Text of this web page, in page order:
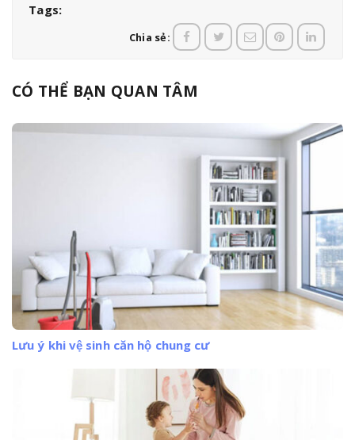
Tags:
Chia sẻ:
CÓ THỂ BẠN QUAN TÂM
Lưu ý khi vệ sinh căn hộ chung cư